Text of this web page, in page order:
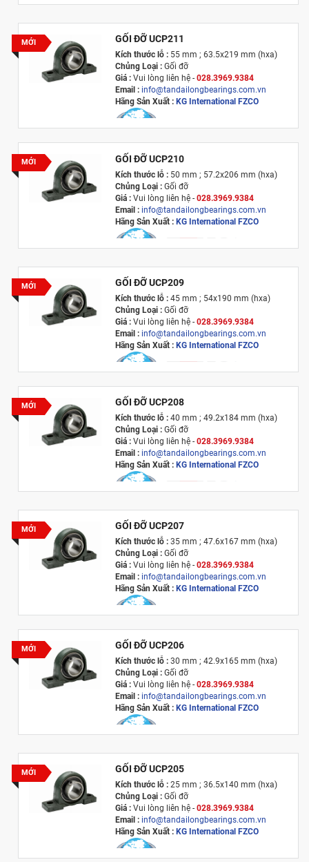
MỚI GỐI ĐỠ UCP211
Kích thước lỗ : 55 mm ; 63.5x219 mm (hxa)
Chủng Loại : Gối đỡ
Giá :Vui lòng l iên hệ - 028.3969.9384
Email : info@tandailongbearings.com.vn
Hãng Sản Xuất : KG International FZCO
MỚI GỐI ĐỠ UCP210
Kích thước lỗ : 50 mm ; 57.2x206 mm (hxa)
Chủng Loại : Gối đỡ
Giá :Vui lòng liên hệ - 028.3969.9384
Email : info@tandailongbearings.com.vn
Hãng Sản Xuất : KG International FZCO
MỚI GỐI ĐỠ UCP209
Kích thước lỗ : 45 mm ; 54x190 mm (hxa)
Chủng Loại : Gối đỡ
Giá :Vui lòng liên hệ - 028.3969.9384
Email : info@tandailongbearings.com.vn
Hãng Sản Xuất : KG International FZCO
MỚI GỐI ĐỠ UCP208
Kích thước lỗ : 40 mm ; 49.2x184 mm (hxa)
Chủng Loại : Gối đỡ
Giá :Vui lòng liên hệ - 028.3969.9384
Email : info@tandailongbearings.com.vn
Hãng Sản Xuất : KG International FZCO
MỚI GỐI ĐỠ UCP207
Kích thước lỗ : 35 mm ; 47.6x167 mm (hxa)
Chủng Loại : Gối đỡ
Giá :Vui lòng liên hệ - 028.3969.9384
Email : info@tandailongbearings.com.vn
Hãng Sản Xuất : KG International FZCO
MỚI GỐI ĐỠ UCP206
Kích thước lỗ : 30 mm ; 42.9x165 mm (hxa)
Chủng Loại : Gối đỡ
Giá :Vui lòng liên hệ - 028.3969.9384
Email : info@tandailongbearings.com.vn
Hãng Sản Xuất : KG International FZCO
MỚI GỐI ĐỠ UCP205
Kích thước lỗ : 25 mm ; 36.5x140 mm (hxa)
Chủng Loại : Gối đỡ
Giá :Vui lòng liên hệ - 028.3969.9384
Email : info@tandailongbearings.com.vn
Hãng Sản Xuất : KG International FZCO